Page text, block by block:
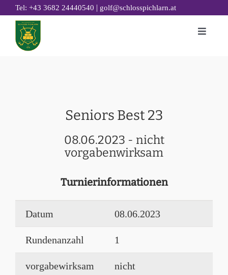
Zum
Inhalt
springen
Tel: +43 3682 24440540 | golf@schlosspichlarn.at
Toggle
GOLF ACADEMY
RESTAURANT 19
NACHHALTIGKEIT
Seniors Best 23
08.06.2023 - nicht
vorgabenwirksam
Turnierinformationen
Datum 08.06.2023
Rundenanzahl 1
vorgabewirksam
nicht